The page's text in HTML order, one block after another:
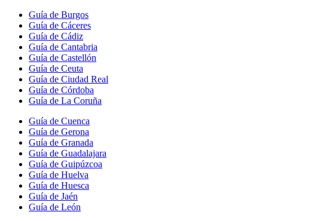
Guía de Burgos
Guía de Cáceres
Guía de Cádiz
Guía de Cantabria
Guía de Castellón
Guía de Ceuta
Guía de Ciudad Real
Guía de Córdoba
Guía de La Coruña
Guía de Cuenca
Guía de Gerona
Guía de Granada
Guía de Guadalajara
Guía de Guipúzcoa
Guía de Huelva
Guía de Huesca
Guía de Jaén
Guía de León